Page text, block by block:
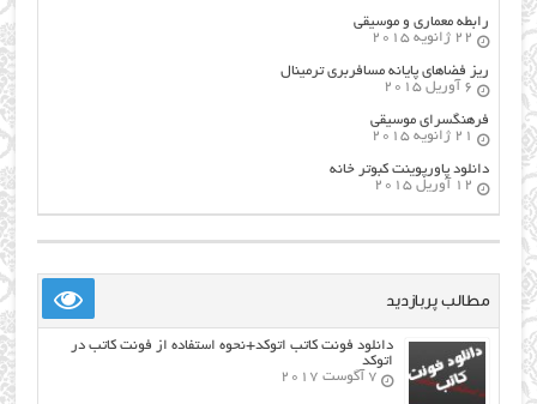
رابطه معماری و موسیقی
22 ژانویه 2015
ریز فضاهای پایانه مسافربری ترمینال
6 آوریل 2015
فرهنگسراي موسيقي
21 ژانویه 2015
دانلود پاورپوینت کبوتر خانه
12 آوریل 2015
مطالب پربازدید
دانلود فونت کاتب اتوکد+نحوه استفاده از فونت کاتب در
اتوکد
7 آگوست 2017